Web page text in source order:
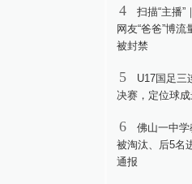
4
扫描“主播”
网友“爸爸”博流
被封禁
5
U17国足三
决赛，定位球
6
佛山一中学
被淘汰、后5名
通报